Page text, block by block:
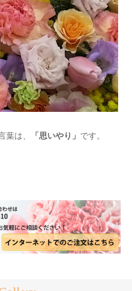
は、 「思いやり」 です。